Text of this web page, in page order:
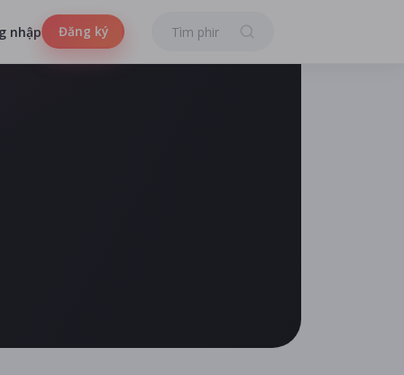
nhập Đăng ký